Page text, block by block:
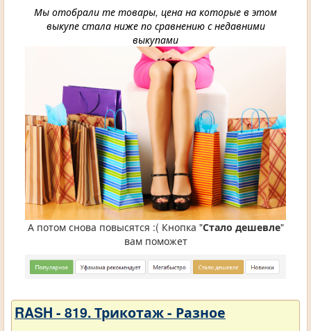
Мы отобрали те товары, цена на которые в этом
выкупе стала ниже по сравнению с недавними
выкупами
А потом снова повысятся :( Кнопка "Стало дешевле"
вам поможет
RASH - 819. Трикотаж - Разное